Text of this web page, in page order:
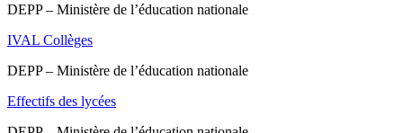
DEPP – Ministère de l’éducation nationale
IVAL Collèges
DEPP – Ministère de l’éducation nationale
Effectifs des lycées